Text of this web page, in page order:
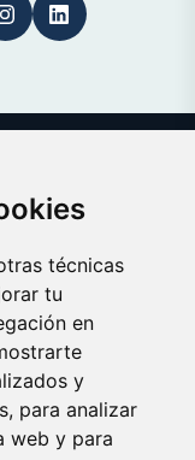
técnicas
tu
en
y
para analizar
web y para